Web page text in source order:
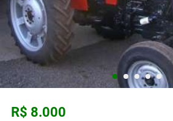
R$ 8.000